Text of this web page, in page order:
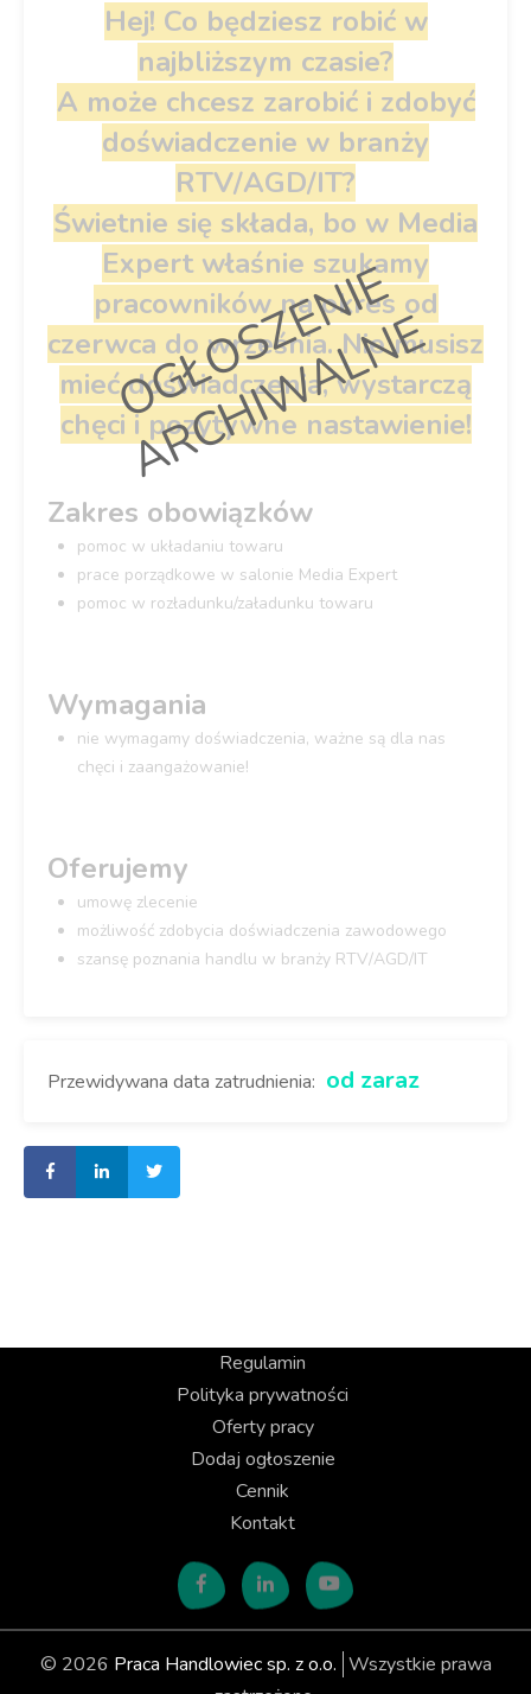
O
G
Ł
O
S
Z
E
N
I
E
A
R
C
H
I
W
A
L
N
E
Hej! Co będziesz robić w
najbliższym czasie?
A może chcesz zarobić i zdobyć
doświadczenie w branży
RTV/AGD/IT?
Świetnie się składa, bo w Media
Expert właśnie szukamy
pracownikówna okres od
czerwca do września. Nie musisz
mieć doświadczenia, wystarczą
chęci i pozytywne nastawienie!
Zakres obowiązków
pomoc w układaniu towaru
prace porządkowe w salonie Media Expert
pomoc w rozładunku/załadunku towaru
Wymagania
nie wymagamy doświadczenia, ważne są dla nas
chęci i zaangażowanie!
Oferujemy
umowę zlecenie
możliwość zdobycia doświadczenia zawodowego
szansę poznania handlu w branży RTV/AGD/IT
Przewidywana data zatrudnienia: od zaraz
Regulamin
Polityka prywatności
Oferty pracy
Dodaj ogłoszenie
Cennik
Kontakt
© 2026 Praca Handlowiec sp. z o.o. Wszystkie prawa